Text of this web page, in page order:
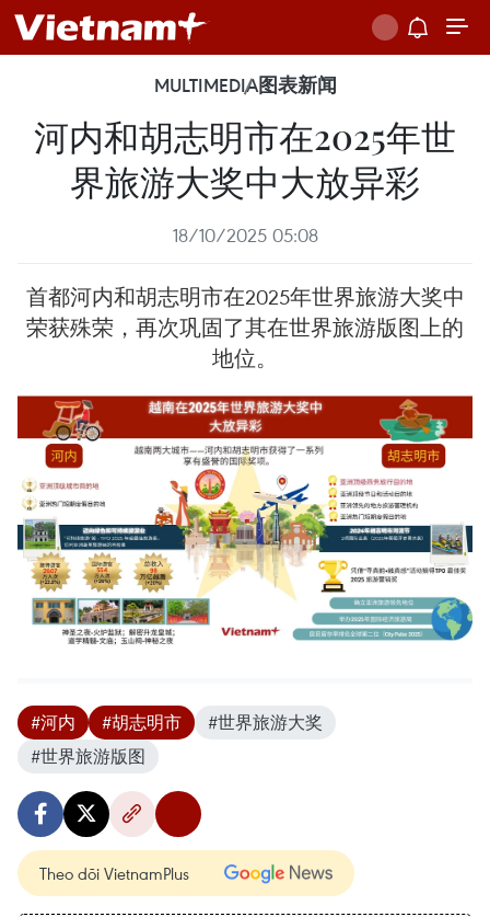
MULTIMEDIA图表新闻
河内和胡志明市在2025年世
界旅游大奖中大放异彩
18/10/2025 05:08
首都河内和胡志明市在2025年世界旅游大奖中
荣获殊荣，再次巩固了其在世界旅游版图上的
地位。
#河内 #胡志明市
#世界旅游大奖
#世界旅游版图
Theo dõi VietnamPlus